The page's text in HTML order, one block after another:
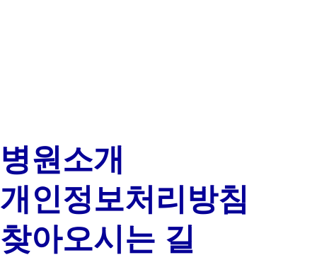
병원소개
개인정보처리방침
찾아오시는 길